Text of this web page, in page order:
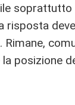
soprattutto
risposta
posizione